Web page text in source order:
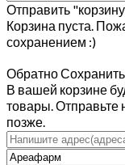
Отправить
Корзина пуста.
сохранением :)
Обратно
В вашей корзине
товары. Отправьте
позже.